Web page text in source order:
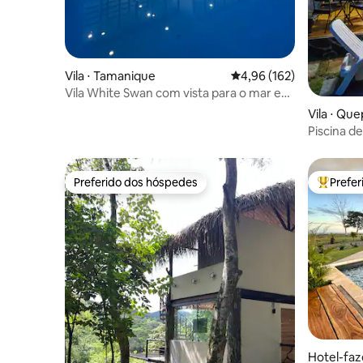
Vila ⋅ Tamanique 4,96 de uma avaliação
4,96 (162)
Vila White Swan com vista para o mar e
Vila ⋅
Piscina
Preferido dos hóspedes
Preferido dos hóspedes Entre
Hotel-